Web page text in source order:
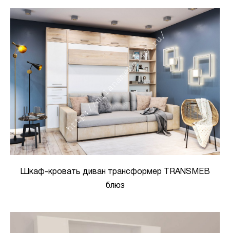
Шкаф-кровать диван трансформер TRANSMEB
блюз